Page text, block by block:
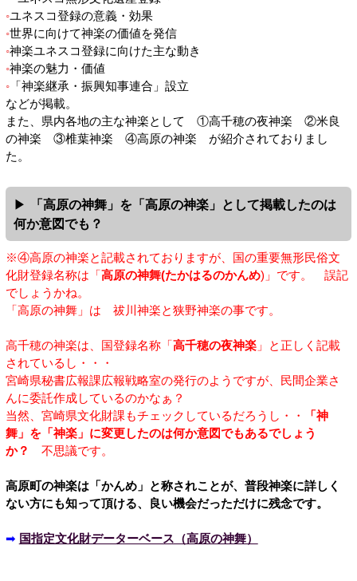
ユネスコ登録の意義・効果
世界に向けて神楽の価値を発信
神楽ユネスコ登録に向けた主な動き
神楽の魅力・価値
「神楽継承・振興知事連合」設立
などが掲載。
また、県内各地の主な神楽として ①高千穂の夜神楽 ②米良
の神楽 ③椎葉神楽 ④高原の神楽 が紹介されておりまし
た。
「高原の神舞」を「高原の神楽」として掲載したのは
何か意図でも？
※④高原の神楽と記載されておりますが、国の重要無形民俗文
化財登録名称は「 高原の神舞(たかはるのかんめ)」です。 誤記
でしょうかね。
「高原の神舞」は 祓川神楽と狭野神楽の事です。
高千穂の神楽は、国登録名称「 高千穂の夜神楽」と正しく記載
されているし・・・
宮崎県秘書広報課広報戦略室の発行のようですが、民間企業さ
んに委託作成しているのかなぁ？
当然、宮崎県文化財課もチェックしているだろうし・・
「神
舞」を「神楽」に変更したのは何か意図でもあるでしょう
か？ 不思議です。
高原町の神楽は「かんめ」と称されことが、普段神楽に詳しく
ない方にも知って頂ける、良い機会だっただけに残念です。
➡ 国指定文化財データーベース（高原の神舞）